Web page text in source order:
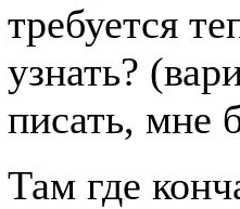
требуется
узнать?
писать, мне
Там где